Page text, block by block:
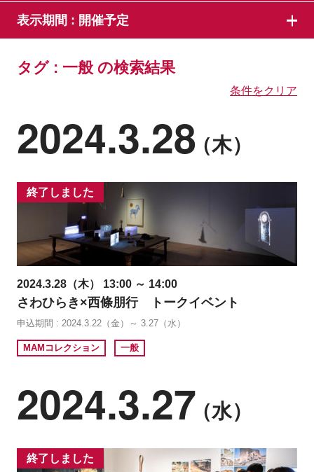
表示期間 : 開催予定
タグ : 一般 の検索結果
条件をクリア
2024.3.28（木）
終了しました
2024.3.28（木） 13:00 ～ 14:00
さわひらき×西條朋行 トークイベント
申込期間 : 2024.3.22（金）～ 3.27（水）
MAMコレクション 一般
2024.3.27（水）
終了しました